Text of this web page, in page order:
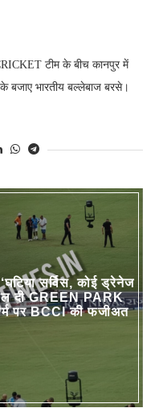
टीम के बीच कानपुर में
बजाए भारतीय बल्‍लेबाज बरसे।
सर्विस, कोई ड्रेनेज
दी GREEN PARK
पर BCCI की फजीअत